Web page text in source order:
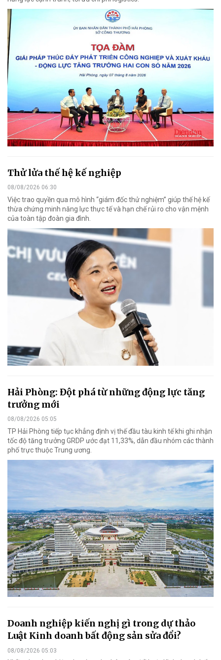
Thử lửa thế hệ kế nghiệp
08/08/2026 06:30
Việc trao quyền qua mô hình “giám đốc thử nghiệm” giúp thế hệ kế
thừa chứng minh năng lực thực tế và hạn chế rủi ro cho vận mệnh
của toàn tập đoàn gia đình.
Hải Phòng: Đột phá từ những động lực tăng
trưởng mới
08/08/2026 05:05
TP Hải Phòng tiếp tục khẳng định vị thế đầu tàu kinh tế khi ghi nhận
tốc độ tăng trưởng GRDP ước đạt 11,33%, dẫn đầu nhóm các thành
phố trực thuộc Trung ương.
Doanh nghiệp kiến nghị gì trong dự thảo
Luật Kinh doanh bất động sản sửa đổi?
08/08/2026 05:03